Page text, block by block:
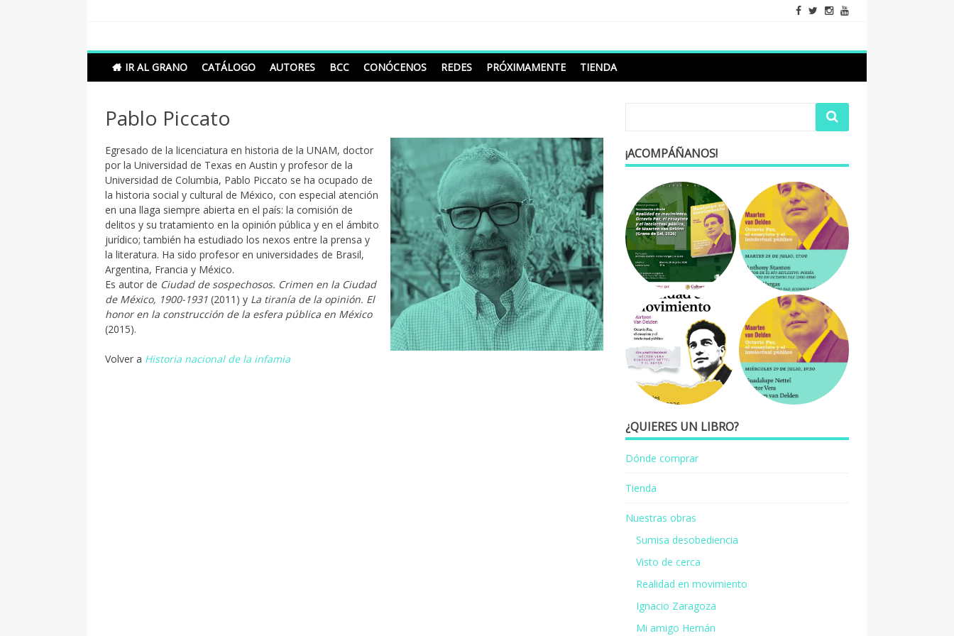
Grano de Sal
Libros para mantener viva la duda razonable
IR AL GRANO
CATÁLOGO AUTORES BCC CONÓCENOS REDES PRÓXIMAMENTE TIENDA
Pablo Piccato
Egresado de la licenciatura en historia de la UNAM, doctor
por la Universidad de Texas en Austin y profesor de la
Universidad de Columbia, Pablo Piccato se ha ocupado de
la historia social y cultural de México, con especial atención
en una llaga siempre abierta en el país: la comisión de
delitos y su tratamiento en la opinión pública y en el ámbito
jurídico; también ha estudiado los nexos entre la prensa y
la literatura. Ha sido profesor en universidades de Brasil,
Argentina, Francia y México.
Es autor de Ciudad de sospechosos. Crimen en la Ciudad
de México, 1900-1931 (2011) y La tiranía de la opinión. El
honor en la construcción de la esfera pública en México
(2015).
Volver a Historia nacional de la infamia
¡ACOMPÁÑANOS!
¿QUIERES UN LIBRO?
Dónde comprar
Tienda
Nuestras obras
Sumisa desobediencia
Visto de cerca
Realidad en movimiento
Ignacio Zaragoza
Mi amigo Hernán